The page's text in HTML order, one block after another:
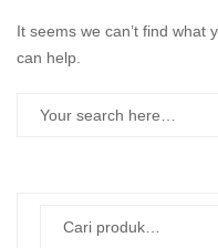
It seems we can’t find what
can help.